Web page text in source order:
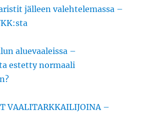
jälleen valehtelemassa –
aluevaaleissa –
estetty normaali
VAALITARKKAILIJOINA –